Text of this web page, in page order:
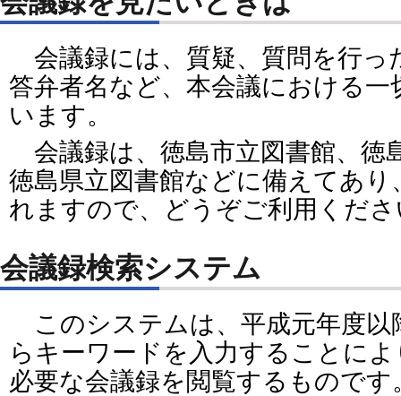
会議録には、質疑、質問を行っ
答弁者名など、本会議における
います。
会議録は、徳島市立図書館、徳
徳島県立図書館などに備えてあ
れますので、どうぞご利用くだ
会議録検索システム
このシステムは、平成元年度以
らキーワードを入力することに
必要な会議録を閲覧するものです